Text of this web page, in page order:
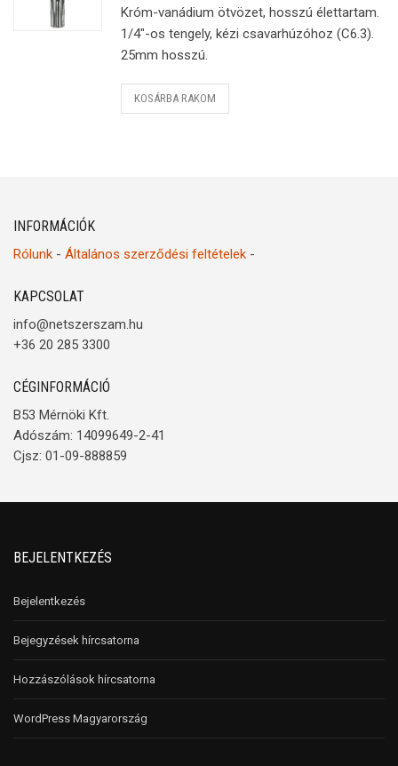
Króm-vanádium ötvözet, hosszú élettartam.
1/4″-os tengely, kézi csavarhúzóhoz (C6.3).
25mm hosszú.
KOSÁRBA RAKOM
INFORMÁCIÓK
Rólunk - Általános szerződési feltételek -
KAPCSOLAT
info@netszerszam.hu
+36 20 285 3300
CÉGINFORMÁCIÓ
B53 Mérnöki Kft.
Adószám: 14099649-2-41
Cjsz: 01-09-888859
BEJELENTKEZÉS
Bejelentkezés
Bejegyzések hírcsatorna
Hozzászólások hírcsatorna
WordPress Magyarország